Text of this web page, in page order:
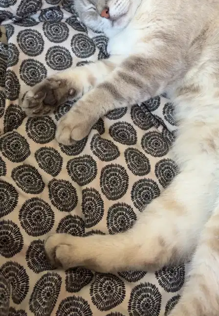
5.Dominique Simard
Nouveau
Romans-sur-Isère, 26100
À 2,2 km
Services de garde d’animaux à Romans-
sur-Isère
5
Pet sitters actifs
15 €
Prix typique
Données Sittsy à Romans-sur-Isère · Juin 2026
La rapidité de réponse à Romans-sur-
Isère
Délais de réponse et d’offre sur l’ensemble du réseau Sittsy.